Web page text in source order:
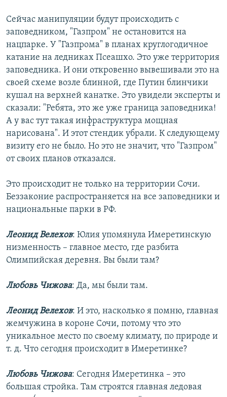
Сейчас манипуляции будут происходить с
заповедником, "Газпром" не остановится на
нацпарке. У "Газпрома" в планах круглогодичное
катание на ледниках Псеашхо. Это уже территория
заповедника. И они откровенно вывешивали это на
своей схеме возле блинной, где Путин блинчики
кушал на верхней канатке. Это увидели эксперты и
сказали: "Ребята, это же уже граница заповедника!
А у вас тут такая инфраструктура мощная
нарисована". И этот стендик убрали. К следующему
визиту его не было. Но это не значит, что "Газпром"
от своих планов отказался.
Это происходит не только на территории Сочи.
Беззаконие распространяется на все заповедники и
национальные парки в РФ.
Леонид Велехов: Юлия упомянула Имеретинскую
низменность – главное место, где разбита
Олимпийская деревня. Вы были там?
Любовь Чижова: Да, мы были там.
Леонид Велехов: И это, насколько я помню, главная
жемчужина в короне Сочи, потому что это
уникальное место по своему климату, по природе и
т. д. Что сегодня происходит в Имеретинке?
Любовь Чижова: Сегодня Имеретинка – это
большая стройка. Там строятся главная ледовая